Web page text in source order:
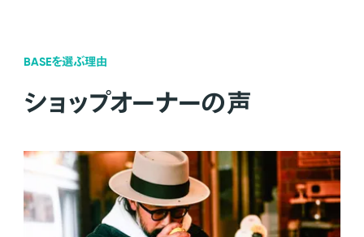
BASEを選ぶ理由
ショップオーナーの声